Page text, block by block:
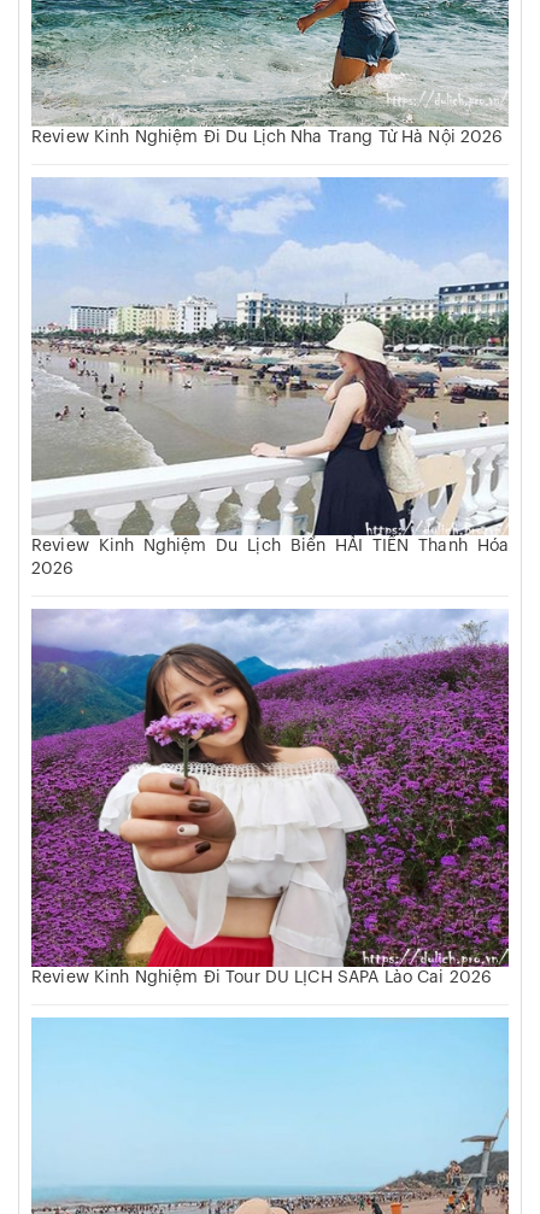
Review Kinh Nghiệm Đi Du Lịch Nha Trang Từ Hà Nội 2026
Review Kinh Nghiệm Du Lịch Biển HẢI TIẾN Thanh Hóa
2026
Review Kinh Nghiệm Đi Tour DU LỊCH SAPA Lào Cai 2026